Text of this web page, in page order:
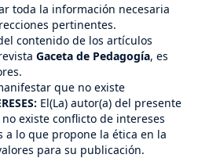
toda la información necesaria
pertinentes.
contenido de los artículos
Gaceta de Pedagogía, es
que no existe
El(La) autor(a) del presente
existe conflicto de intereses
a lo que propone la ética en la
para su publicación.